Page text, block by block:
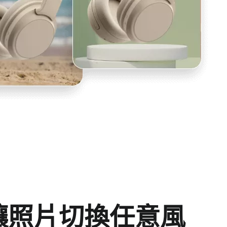
照片切換任意風